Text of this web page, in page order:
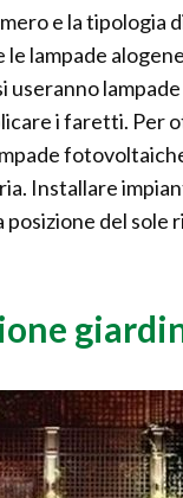
e la tipologia
lampade
i faretti. Per
Installare
del sole